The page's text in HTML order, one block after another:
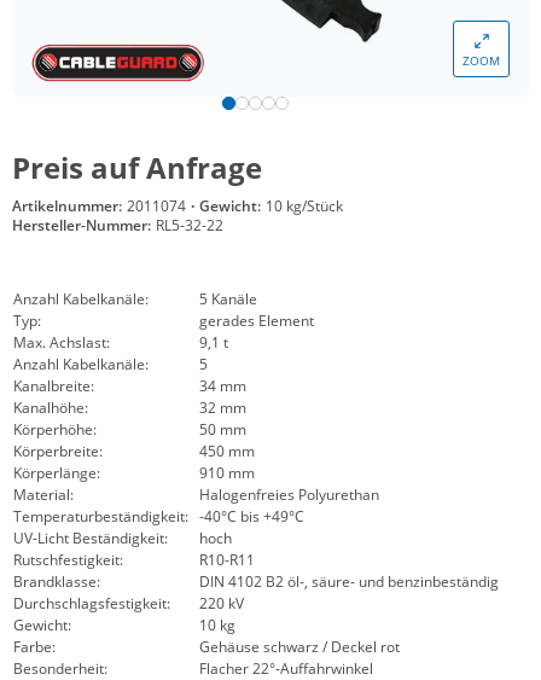
ZOOM
Preis auf Anfrage
Artikelnummer: 2011074 · Gewicht: 10 kg/Stück
Hersteller-Nummer: RL5-32-22
Anzahl Kabelkanäle:
5 Kanäle
Typ:
gerades Element
Max. Achslast:
9,1 t
Anzahl Kabelkanäle:
5
Kanalbreite:
34 mm
Kanalhöhe:
32 mm
Körperhöhe:
50 mm
Körperbreite:
450 mm
Körperlänge:
910 mm
Material:
Halogenfreies Polyurethan
Temperaturbeständigkeit: -40°C bis +49°C
UV-Licht Beständigkeit:
hoch
Rutschfestigkeit:
R10-R11
Brandklasse:
DIN 4102 B2 öl-, säure- und benzinbeständig
Durchschlagsfestigkeit:
220 kV
Gewicht:
10 kg
Farbe:
Gehäuse schwarz / Deckel rot
Besonderheit:
Flacher 22°-Auffahrwinkel